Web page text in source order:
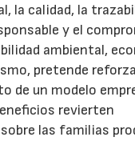
la calidad, la
y el
ambiental,
pretende
de un modelo
revierten
las familias